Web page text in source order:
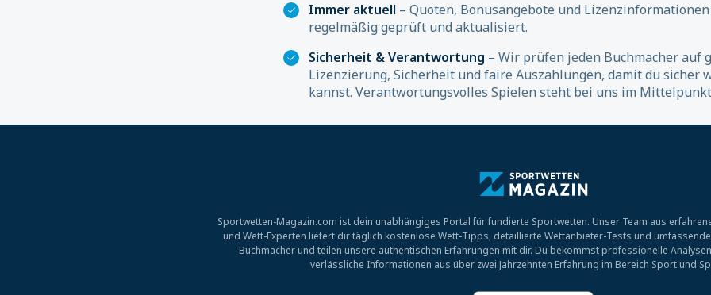
Immer aktuell – Quoten, Bonusangebote und
regelmäßig geprüft und aktualisiert.
Sicherheit & Verantwortung – Wir prüfen jeden Buchmacher auf
Lizenzierung, Sicherheit und faire Auszahlungen, damit du sicher
kannst. Verantwortungsvolles Spielen steht bei uns im
Sportwetten-Magazin.com ist dein unabhängiges Portal für fundierte Sportwetten. Unser Team aus
und Wett-Experten liefert dir täglich kostenlose Wett-Tipps, detaillierte Wettanbieter-Tests und
Buchmacher und teilen unsere authentischen Erfahrungen mit dir. Du bekommst professionelle
verlässliche Informationen aus über zwei Jahrzehnten Erfahrung im Bereich Sport und